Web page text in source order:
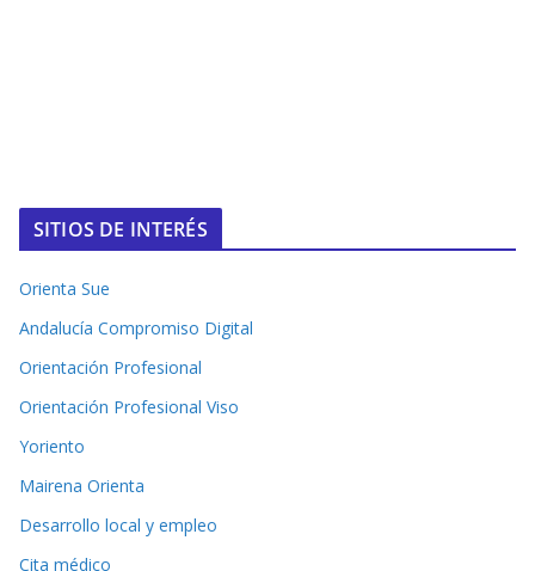
SITIOS DE INTERÉS
Orienta Sue
Andalucía Compromiso Digital
Orientación Profesional
Orientación Profesional Viso
Yoriento
Mairena Orienta
Desarrollo local y empleo
Cita médico